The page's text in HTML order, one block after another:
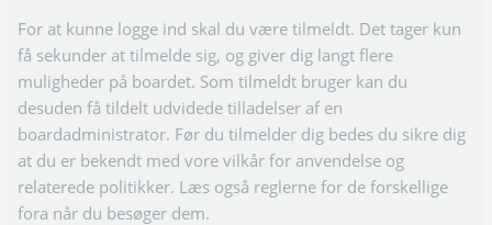
For at kunne logge ind skal du være tilmeldt. Det tager kun
få sekunder at tilmelde sig, og giver dig langt flere
muligheder på boardet. Som tilmeldt bruger kan du
desuden få tildelt udvidede tilladelser af en
boardadministrator. Før du tilmelder dig bedes du sikre dig
at du er bekendt med vore vilkår for anvendelse og
relaterede politikker. Læs også reglerne for de forskellige
fora når du besøger dem.